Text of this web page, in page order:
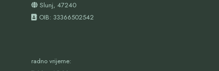
Slunj, 47240
OIB: 33366502542
radno vrijeme: